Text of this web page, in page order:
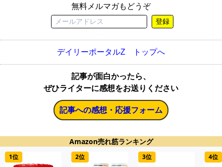
無料メルマガもどうぞ
登録
デイリーポータルZ トップへ
記事が面白かったら、
ぜひライターに感想をお送りください
記事への感想・応援フォーム
Amazon売れ筋ランキング
1位 2位 3位 4位